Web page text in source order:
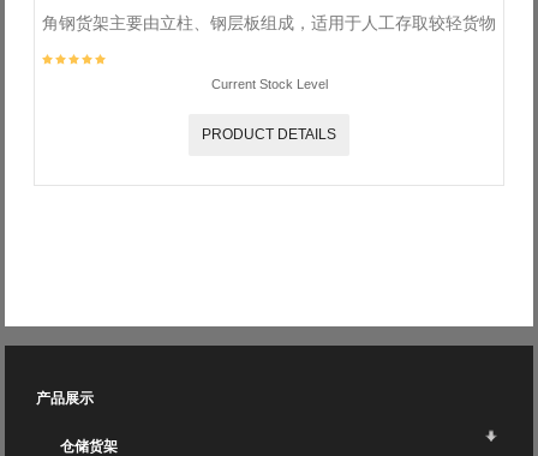
角钢货架主要由立柱、钢层板组成，适用于人工存取较轻货物
Current Stock Level
PRODUCT DETAILS
产品展示
仓储货架